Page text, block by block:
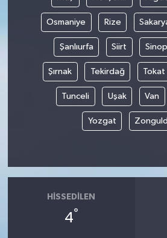
Osmaniye Rize
Şanlıurfa Siirt Sinop
Şırnak Tekirdağ Tokat
Tunceli Uşak Van
Yozgat
HISSEDILEN
4°